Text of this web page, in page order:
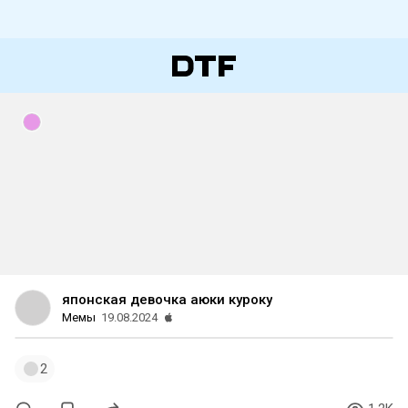
японская девочка аюки куроку
Мемы 19.08.2024
2